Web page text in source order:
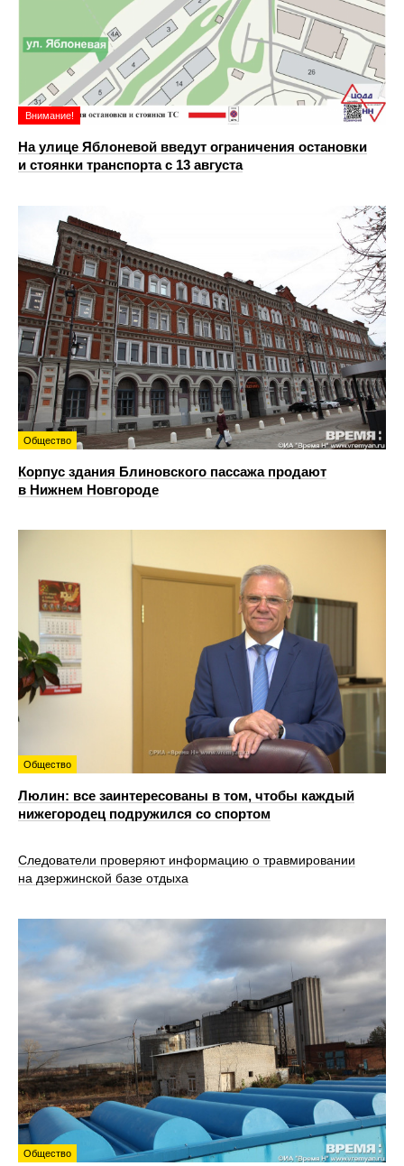
Внимание!
На улице Яблоневой введут ограничения остановки
и стоянки транспорта с 13 августа
Общество
Корпус здания Блиновского пассажа продают
в Нижнем Новгороде
Общество
Люлин: все заинтересованы в том, чтобы каждый
нижегородец подружился со спортом
Следователи проверяют информацию о травмировании
на дзержинской базе отдыха
Общество